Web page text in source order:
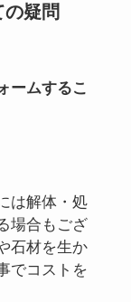
疑問
ームするこ
は解体・処
場合もござ
石材を生か
でコストを